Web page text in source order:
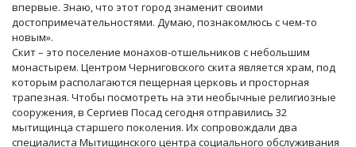
впервые. Знаю, что этот город знаменит своими
достопримечательностями. Думаю, познакомлюсь с чем-то
новым».
Скит – это поселение монахов-отшельников с небольшим
монастырем. Центром Черниговского скита является храм, под
которым располагаются пещерная церковь и просторная
трапезная. Чтобы посмотреть на эти необычные религиозные
сооружения, в Сергиев Посад сегодня отправились 32
мытищинца старшего поколения. Их сопровождали два
специалиста Мытищинского центра социального обслуживания